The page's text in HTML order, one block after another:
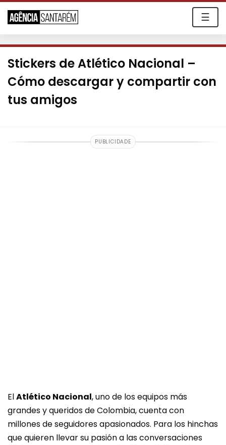
☰
Stickers de Atlético Nacional –
Cómo descargar y compartir con
tus amigos
PUBLICIDADE
ElAtlético Nacional, uno de los equipos más
grandes y queridos de Colombia, cuenta con
millones de seguidores apasionados. Para los hinchas
que quieren llevar su pasión a las conversaciones